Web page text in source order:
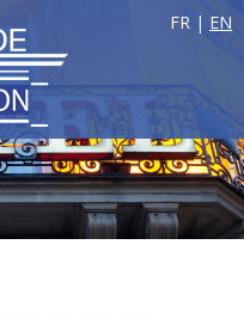
FR | EN